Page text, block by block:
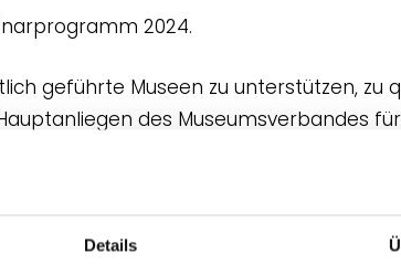
Details
2024.
geführte Museen zu unterstützen, zu
des Museumsverbandes
der Verband 2019 die
Klosterkammer Hannover bis 2023
für die Museumslandschaft